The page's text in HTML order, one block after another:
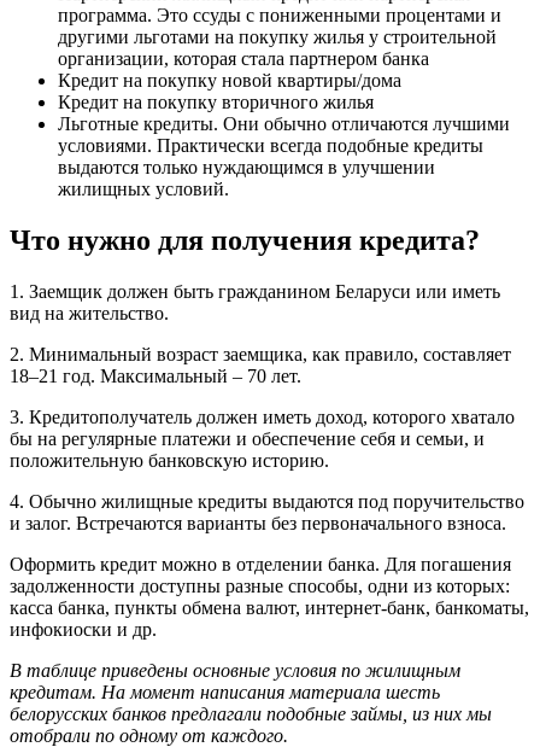
программа. Это ссуды с пониженными процентами и
другими льготами на покупку жилья у строительной
организации, которая стала партнером банка
Кредит на покупку новой квартиры/дома
Кредит на покупку вторичного жилья
Льготные кредиты. Они обычно отличаются лучшими
условиями. Практически всегда подобные кредиты
выдаются только нуждающимся в улучшении
жилищных условий.
Что нужно для получения кредита?
1. Заемщик должен быть гражданином Беларуси или иметь
вид на жительство.
2. Минимальный возраст заемщика, как правило, составляет
18–21 год. Максимальный – 70 лет.
3. Кредитополучатель должен иметь доход, которого хватало
бы на регулярные платежи и обеспечение себя и семьи, и
положительную банковскую историю.
4. Обычно жилищные кредиты выдаются под поручительство
и залог. Встречаются варианты без первоначального взноса.
Оформить кредит можно в отделении банка. Для погашения
задолженности доступны разные способы, одни из которых:
касса банка, пункты обмена валют, интернет-банк, банкоматы,
инфокиоски и др.
В таблице приведены основные условия по жилищным
кредитам. На момент написания материала шесть
белорусских банков предлагали подобные займы, из них мы
отобрали по одному от каждого.